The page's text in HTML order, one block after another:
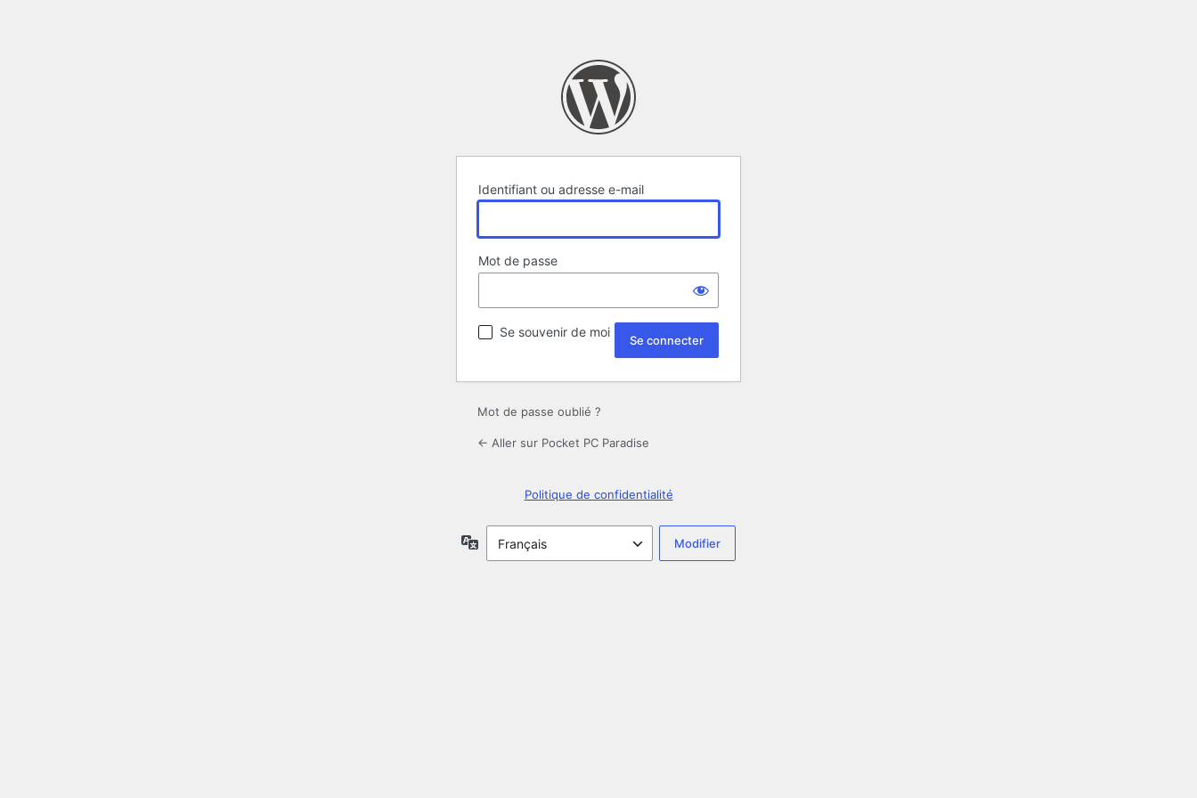
Identifiant ou adresse e-mail
Mot de passe
Se souvenir de moi
Mot de passe oublié ?
← Aller sur Pocket PC Paradise
Politique de confidentialité
Langue